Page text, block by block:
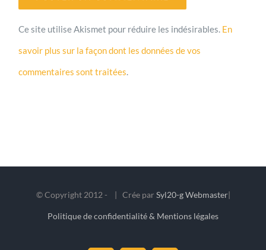
Ce site utilise Akismet pour réduire les indésirables. En
savoir plus sur la façon dont les données de vos
commentaires sont traitées.
© Copyright 2012 - | Crée par Syl20-g Webmaster|
Politique de confidentialité & Mentions légales